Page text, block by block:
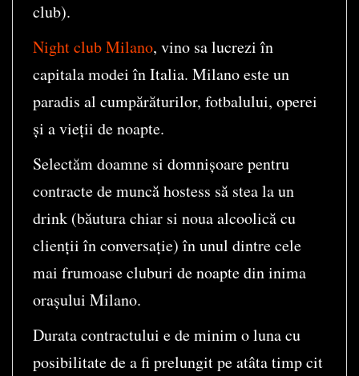
club).
Night club Milano, vino sa lucrezi în
capitala modei în Italia. Milano este un
paradis al cumpărăturilor, fotbalului, operei
și a vieții de noapte.
Selectăm doamne si domnișoare pentru
contracte de muncă hostess să stea la un
drink (băutura chiar si noua alcoolică cu
clienții în conversație) în unul dintre cele
mai frumoase cluburi de noapte din inima
orașului Milano.
Durata contractului e de minim o luna cu
posibilitate de a fi prelungit pe atâta timp cit